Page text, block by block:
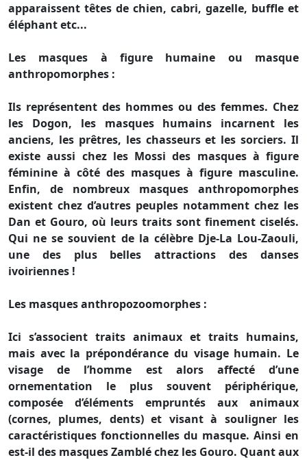
apparaissent têtes de chien, cabri, gazelle, buffle et
éléphant etc...
Les masques à figure humaine ou masque
anthropomorphes :
Ils représentent des hommes ou des femmes. Chez
les Dogon, les masques humains incarnent les
anciens, les prêtres, les chasseurs et les sorciers. Il
existe aussi chez les Mossi des masques à figure
féminine à côté des masques à figure masculine.
Enfin, de nombreux masques anthropomorphes
existent chez d’autres peuples notamment chez les
Dan et Gouro, où leurs traits sont finement ciselés.
Qui ne se souvient de la célèbre Dje-La Lou-Zaouli,
une des plus belles attractions des danses
ivoiriennes !
Les masques anthropozoomorphes :
Ici s’associent traits animaux et traits humains,
mais avec la prépondérance du visage humain. Le
visage de l’homme est alors affecté d’une
ornementation le plus souvent périphérique,
composée d’éléments empruntés aux animaux
(cornes, plumes, dents) et visant à souligner les
caractéristiques fonctionnelles du masque. Ainsi en
est-il des masques Zamblé chez les Gouro. Quant aux